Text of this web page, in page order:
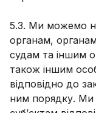
5.3. Ми можемо
органам,
судам та іншим
також іншим
відповідно до
ним порядку. Ми